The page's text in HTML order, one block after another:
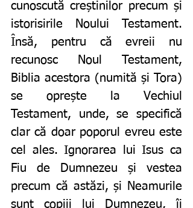
cunoscută creștinilor precum și
istorisirile Noului Testament.
Însă, pentru că evreii nu
recunosc Noul Testament,
Biblia acestora (numită și Tora)
se oprește la Vechiul
Testament, unde, se specifică
clar că doar poporul evreu este
cel ales. Ignorarea lui Isus ca
Fiu de Dumnezeu și vestea
precum că astăzi, și Neamurile
sunt copiii lui Dumnezeu, îi